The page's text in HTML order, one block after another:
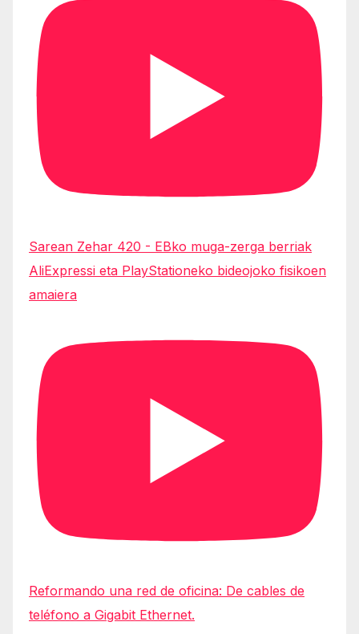
Sarean Zehar 420 - EBko muga-zerga berriak
AliExpressi eta PlayStationeko bideojoko fisikoen
amaiera
Reformando una red de oficina: De cables de
teléfono a Gigabit Ethernet.